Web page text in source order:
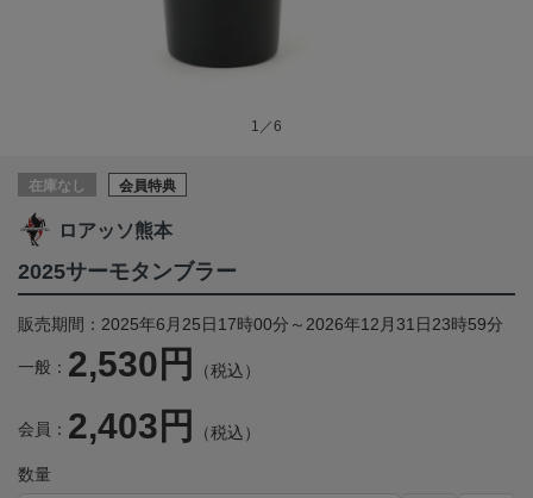
1／6
在庫なし 会員特典
ロアッソ熊本
2025サーモタンブラー
販売期間：2025年6月25日17時00分～2026年12月31日23時59分
一般： 2,530円 （税込）
会員： 2,403円 （税込）
数量